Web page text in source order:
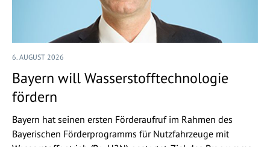
6. AUGUST 2026
Bayern will Wasserstofftechnologie
fördern
Bayern hat seinen ersten Förderaufruf im Rahmen des
Bayerischen Förderprogramms für Nutzfahrzeuge mit